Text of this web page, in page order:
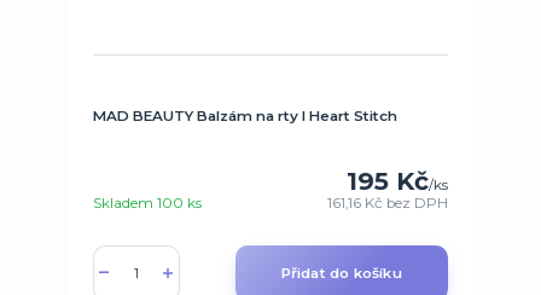
MAD BEAUTY Balzám na rty I Heart Stitch
195 Kč/ks
161,16 Kč bez DPH
Skladem 100 ks
Přidat do košíku